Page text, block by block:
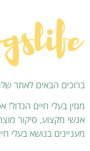
ברוכים הבאים לאתר
מגזין בעלי חיים
אנשי מקצוע, סיקור
מעניינים בנושא בעלי